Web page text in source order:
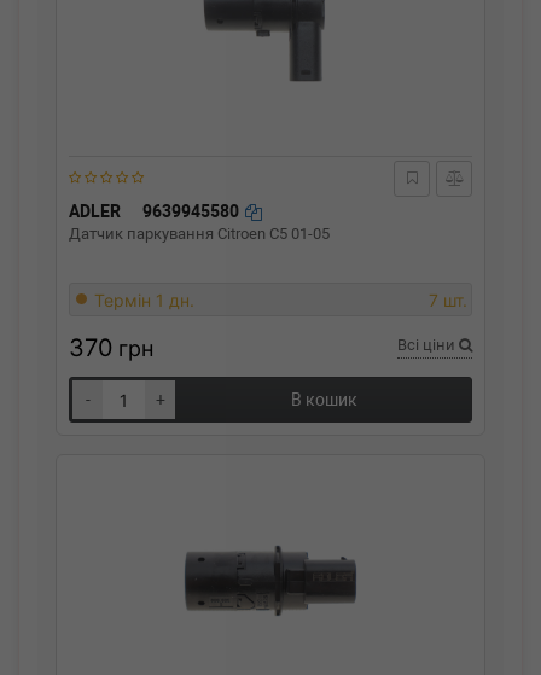
ADLER 9639945580
Датчик паркування Citroen C5 01-05
Термін 1 дн. 7 шт.
370 грн Всі ціни
- + В кошик